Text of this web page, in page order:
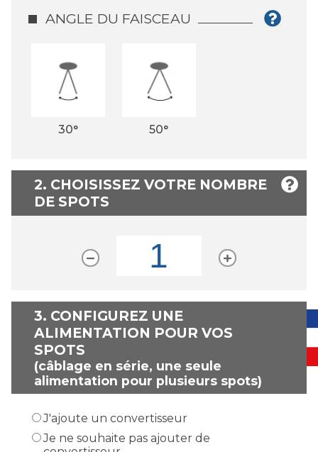
ANGLE DU FAISCEAU
30° 50°
2. CHOISISSEZ VOTRE NOMBRE
DE SPOTS
3. CONFIGUREZ UNE
ALIMENTATION POUR VOS
SPOTS
(câblage en série, une seule
alimentation pour plusieurs spots)
J'ajoute un convertisseur
Je ne souhaite pas ajouter de